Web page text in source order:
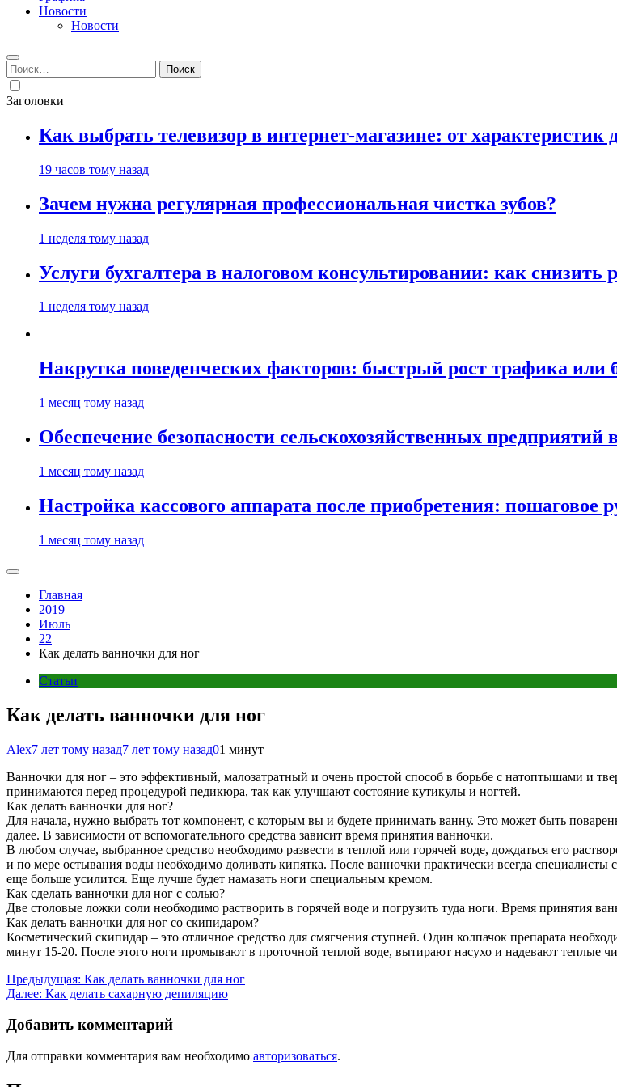
Новости
Новости
Найти:
Заголовки
Как выбрать телевизор в интернет-магазине: от характеристик
19 часов тому назад
Зачем нужна регулярная профессиональная чистка зубов?
1 неделя тому назад
Услуги бухгалтера в налоговом консультировании: как
1 неделя тому назад
Накрутка поведенческих факторов: быстрый рост трафика или
1 месяц тому назад
Обеспечение безопасности сельскохозяйственных
1 месяц тому назад
Настройка кассового аппарата после приобретения: пошаговое
1 месяц тому назад
Главная
2019
Июль
22
Как делать ванночки для ног
Статьи
Как делать ванночки для ног
Alex7 лет тому назад7 лет тому назад01 минут
Ванночки для ног – это эффективный, малозатратный и очень простой способ в борьбе с натоптышами и
принимаются перед процедурой педикюра, так как улучшают состояние кутикулы и ногтей.
Как делать ванночки для ног?
Для начала, нужно выбрать тот компонент, с которым вы и будете принимать ванну. Это может быть
далее. В зависимости от вспомогательного средства зависит время принятия ванночки.
В любом случае, выбранное средство необходимо развести в теплой или горячей воде, дождаться его
и по мере остывания воды необходимо доливать кипятка. После ванночки практически всегда
еще больше усилится. Еще лучше будет намазать ноги специальным кремом.
Как сделать ванночки для ног с солью?
Две столовые ложки соли необходимо растворить в горячей воде и погрузить туда ноги. Время принятия
Как делать ванночки для ног со скипидаром?
Косметический скипидар – это отличное средство для смягчения ступней. Один колпачок препарата
минут 15-20. После этого ноги промывают в проточной теплой воде, вытирают насухо и надевают теплые
Навигация
по
записям
Предыдущая: Как делать ванночки для ног
Далее: Как делать сахарную депиляцию
Добавить комментарий
Для отправки комментария вам необходимо авторизоваться.